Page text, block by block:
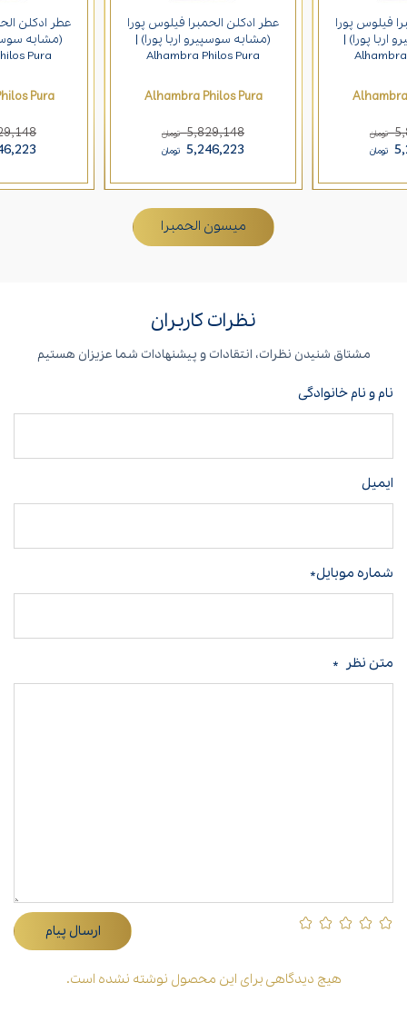
فیلوس پورا
اربا پورا) |
تومان
تومان
عطر ادکلن الحمبرا فیلوس پورا
(مشابه سوسپیرو اربا پورا) |
Alhambra Philos Pura
Alhambra Philos Pura
5,829,148 تومان
5,246,223 تومان
عطر ادکلن
(مشابه
Pura
Pura
میسون الحمبرا
نظرات کاربران
مشتاق شنیدن نظرات، انتقادات و پیشنهادات شما عزیزان هستیم
نام و نام خانوادگی
ایمیل
شماره موبایل*
متن نظر *
ارسال پیام
هیچ دیدگاهی برای این محصول نوشته نشده است.